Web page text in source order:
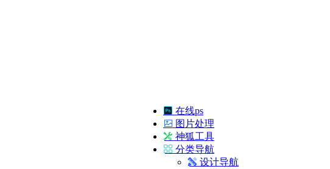
在线ps
图片处理
神狐工具
分类导航
设计导航